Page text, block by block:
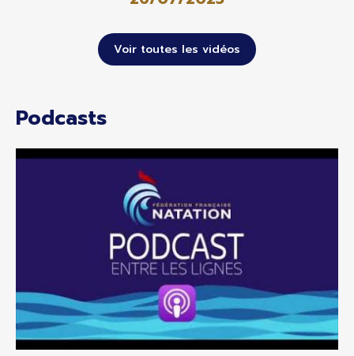
Voir toutes les vidéos
Podcasts